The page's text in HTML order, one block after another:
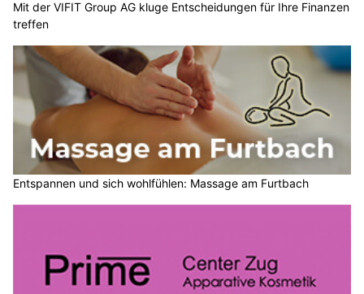
Mit der VIFIT Group AG kluge Entscheidungen für Ihre Finanzen
treffen
Entspannen und sich wohlfühlen: Massage am Furtbach